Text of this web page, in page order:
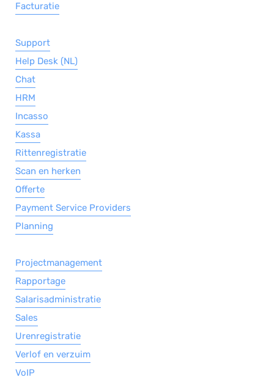
Facturatie
Support
Help Desk (NL)
Chat
HRM
Incasso
Kassa
Rittenregistratie
Scan en herken
Offerte
Payment Service Providers
Planning
Projectmanagement
Rapportage
Salarisadministratie
Sales
Urenregistratie
Verlof en verzuim
VoIP